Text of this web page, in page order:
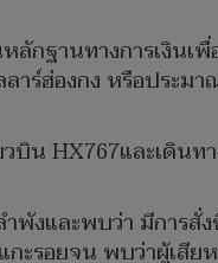
ลักฐานทางการเงินเ
าร์ฮ่องกง หรือประม
บิน HX767และเดินท
พังและพบว่า มีการสั่ง
ะรอยจน พบว่าผู้เสีย